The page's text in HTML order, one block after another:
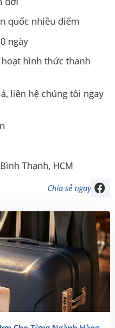
quốc nhiều điểm
ngày
hình thức thanh
liên hệ chúng tôi ngay
Thạnh, HCM
Chia sẻ ngay